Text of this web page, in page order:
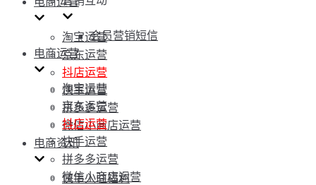
淘宝运营
京东运营
抖店运营
快手运营
拼多多运营
微信小商店运营
电商资讯
快手入驻福利
会员营销短信
电商运营
淘宝运营
京东运营
抖店运营
快手运营
拼多多运营
微信小商店运营